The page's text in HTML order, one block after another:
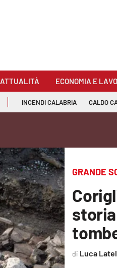
ATTUALITÀ ECONOMIA E
INCENDI CALABRIA CALDO
GRANDE
Luca